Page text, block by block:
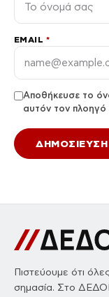
EMAIL *
Αποθήκευσε το
αυτόν τον
Πιστεύουμε ότι
σημασία. Στο